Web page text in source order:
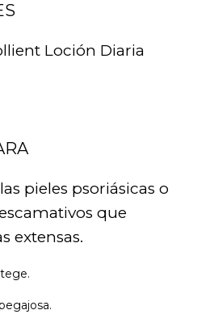
Loción Diaria
pieles psoriásicas o
que
extensas.